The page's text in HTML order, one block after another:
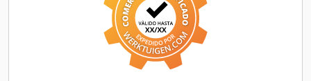
problemas. 📄 ¿Desea ver la inspección completa, fotos
adicionales o un video? Consejo: La referencia "41060
Equippo" se utiliza habitualmente al buscar más detalles
en línea. 💡 ¿Por qué esta máquina y nuestro servicio
destacan? ✔ Inspección exhaustiva realizada por